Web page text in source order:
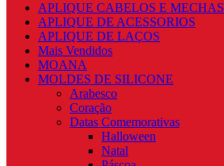
APLIQUE CABELOS E MECHAS
APLIQUE DE ACESSORIOS
APLIQUE DE LAÇOS
Mais Vendidos
MOANA
MOLDES DE SILICONE
Arabesco
Coração
Datas Comemorativas
Halloween
Natal